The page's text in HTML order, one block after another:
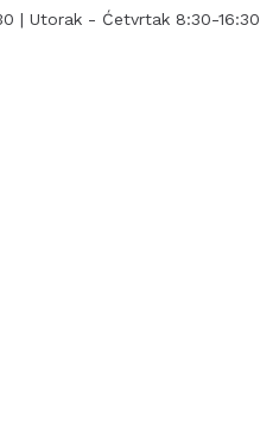
| Utorak - Ćetvrtak 8:30-16:30